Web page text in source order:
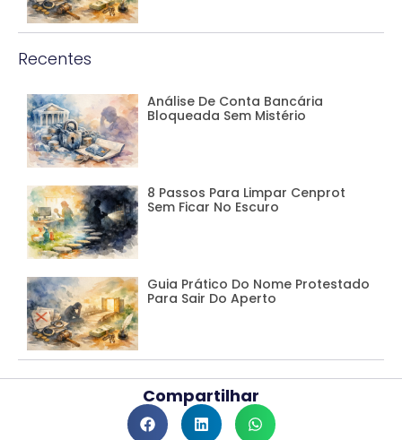
Recentes
Análise De Conta Bancária
Bloqueada Sem Mistério
8 Passos Para Limpar Cenprot
Sem Ficar No Escuro
Guia Prático Do Nome Protestado
Para Sair Do Aperto
Compartilhar